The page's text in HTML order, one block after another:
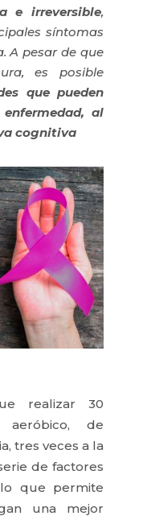
e irreversible,
síntomas
A pesar de que
es posible
que pueden
al
cognitiva
realizar 30
aeróbico, de
tres veces a la
de factores
que permite
una mejor